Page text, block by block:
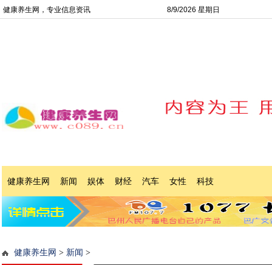
健康养生网，专业信息资讯 8/9/2026 星期日
健康养生网 新闻 娱体 财经 汽车 女性 科技
健康养生网 > 新闻 >